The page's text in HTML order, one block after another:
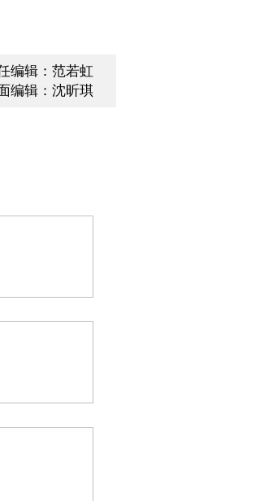
编辑：范若虹
编辑：沈昕琪